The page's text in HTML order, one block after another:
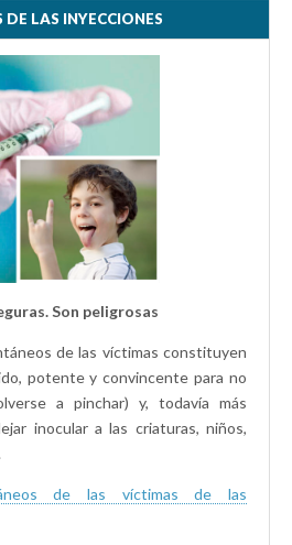
LAS INYECCIONES
Son peligrosas
de las víctimas constituyen
potente y convincente para no
a pinchar) y, todavía más
inocular a las criaturas, niños,
de las víctimas de las